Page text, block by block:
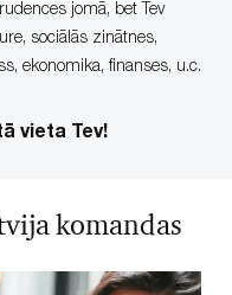
jomā, bet Tev
sociālās zinātnes,
ekonomika, finanses, u.c.
vieta Tev!
komandas